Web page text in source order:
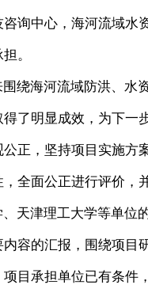
询中心，海河流域
。
绕海河流域防洪、水
了明显成效，为下
正，坚持项目实施
全面公正进行评价，
天津理工大学等单位
容的汇报，围绕项
目承担单位已有条